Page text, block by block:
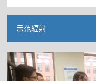
示范辐射